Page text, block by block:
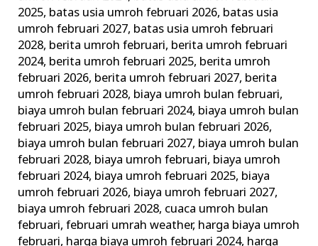
2025, batas usia umroh februari 2026, batas usia
umroh februari 2027, batas usia umroh februari
2028, berita umroh februari, berita umroh februari
2024, berita umroh februari 2025, berita umroh
februari 2026, berita umroh februari 2027, berita
umroh februari 2028, biaya umroh bulan februari,
biaya umroh bulan februari 2024, biaya umroh bulan
februari 2025, biaya umroh bulan februari 2026,
biaya umroh bulan februari 2027, biaya umroh bulan
februari 2028, biaya umroh februari, biaya umroh
februari 2024, biaya umroh februari 2025, biaya
umroh februari 2026, biaya umroh februari 2027,
biaya umroh februari 2028, cuaca umroh bulan
februari,februari umrah weather, harga biaya umroh
februari, harga biaya umroh februari 2024, harga